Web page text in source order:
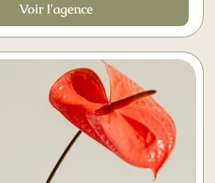
Voir l'agence